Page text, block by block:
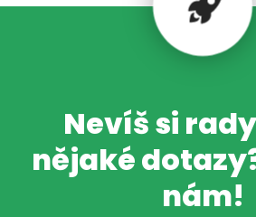
Nevíš si
nějaké
nám!